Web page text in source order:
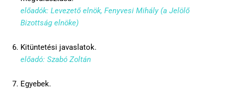
előadók: Levezető elnök, Fenyvesi Mihály (a Jelölő
Bizottság elnöke)
Kitüntetési javaslatok.
előadó: Szabó Zoltán
Egyebek.